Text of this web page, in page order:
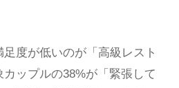
度が低いのが「高級レスト
ップルの38%が「緊張して